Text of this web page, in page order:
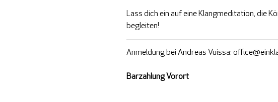
Lass dich ein auf eine Klangmeditation, die
begleiten!
Anmeldung bei Andreas Vuissa:
Barzahlung Vorort